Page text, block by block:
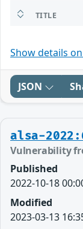
TITLE
Show details
JSON
alsa-
Vulnerability
Published
2022-10-18
Modified
2023-03-13